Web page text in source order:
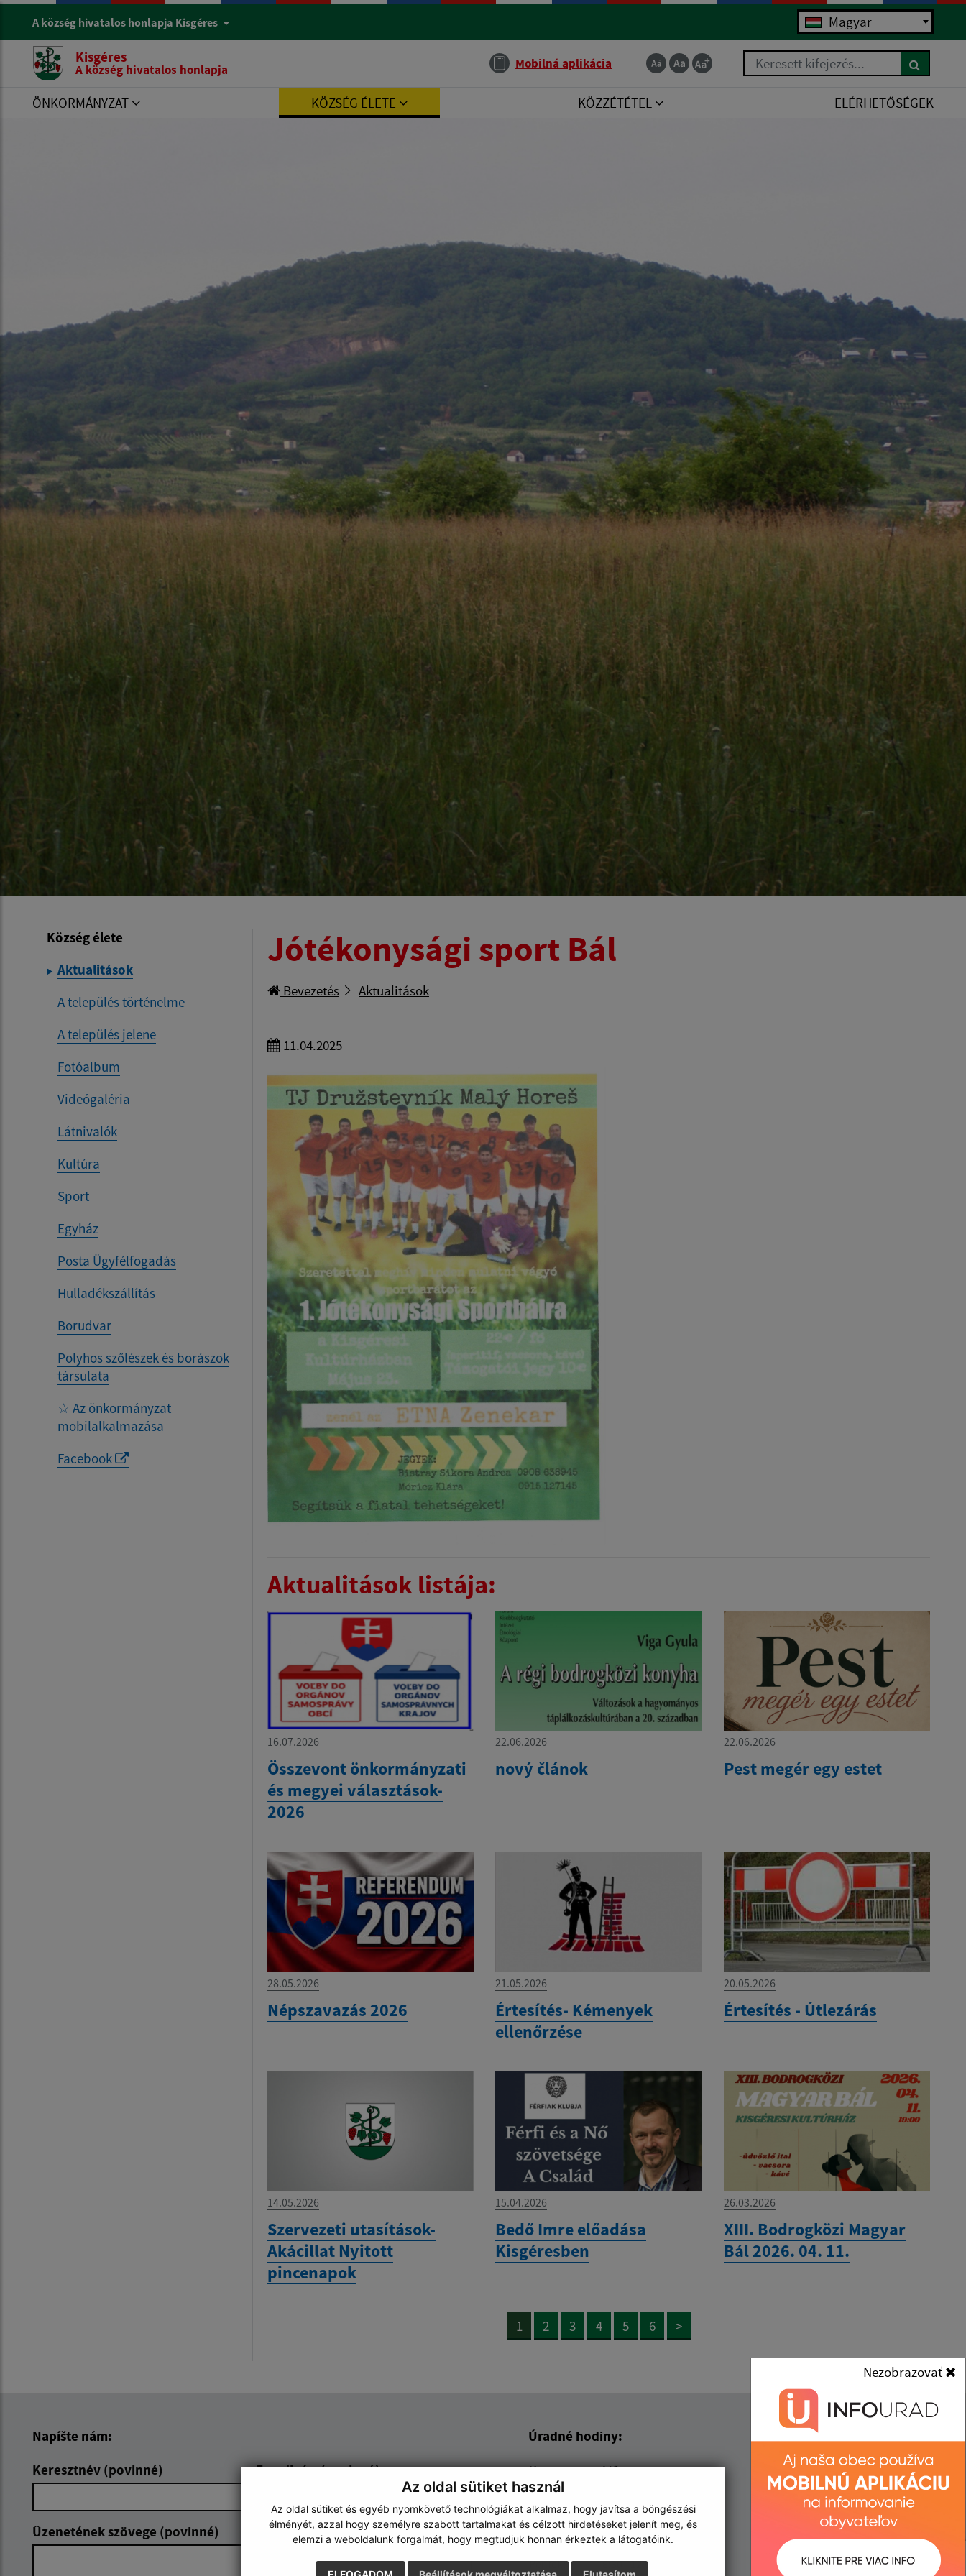
Az oldal sütiket használ
Az oldal sütiket és egyéb nyomkövető technológiákat alkalmaz, hogy javítsa a böngészési
élményét, azzal hogy személyre szabott tartalmakat és célzott hirdetéseket jelenít meg, és
elemzi a weboldalunk forgalmát, hogy megtudjuk honnan érkeztek a látogatóink.
A község hivatalos honlapja Kisgéres Magyar
Kisgéres
A község hivatalos honlapja Mobilná aplikácia Keresett kifejezés...
ÖNKORMÁNYZAT KÖZSÉG ÉLETE KÖZZÉTÉTEL ELÉRHETŐSÉGEK
Község élete
Aktualitások
A település történelme
A település jelene
Fotóalbum
Videógaléria
Látnivalók
Kultúra
Sport
Egyház
Posta Ügyfélfogadás
Hulladékszállítás
Borudvar
Polyhos szőlészek és borászok
társulata
☆ Az önkormányzat
mobilalkalmazása
Facebook
Jótékonysági sport Bál
Bevezetés Aktualitások
11.04.2025
Aktualitások listája:
16.07.2026
Összevont önkormányzati
és megyei választások-
2026
22.06.2026
nový článok
22.06.2026
Pest megér egy estet
28.05.2026
Népszavazás 2026
21.05.2026
Értesítés- Kémenyek
ellenőrzése
20.05.2026
Értesítés - Útlezárás
14.05.2026
Szervezeti utasítások-
Akácillat Nyitott
pincenapok
15.04.2026
Bedő Imre előadása
Kisgéresben
26.03.2026
XIII. Bodrogközi Magyar
Bál 2026. 04. 11.
1 2 3 4 5 6 >
Napíšte nám:
Keresztnév (povinné)
E-mail cím (povinné)
Üzenetének szövege (povinné)
Úradné hodiny:
Nap
Idő
Hétfő:
Kedd:
8:30 - 12:00, 13:00 - 15:30
Szerda:
8:30 - 12:00, 13:00 - 17:00
Csütörtök:
8:30 - 12:00
Péntek:
8:30 - 12:00
Kontakt:
Obec (Kisgéres)
Obecný úrad (Kisgéres)
Družstevná 233
076 52 Malý Horeš
+421 56 628 53 70
Nezobrazovať